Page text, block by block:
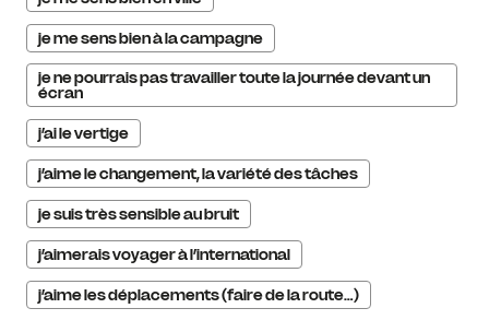
je me sens bien à la campagne
je ne pourrais pas travailler toute la journée devant un
écran
j’ai le vertige
j’aime le changement, la variété des tâches
je suis très sensible au bruit
j’aimerais voyager à l’international
j’aime les déplacements (faire de la route…)